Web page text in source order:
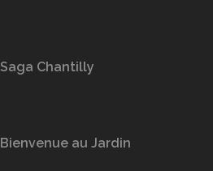
Saga Chantilly
Bienvenue au Jardin